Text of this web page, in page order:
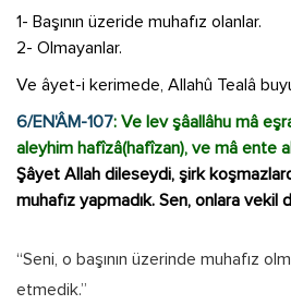
1- Başının üzeride muhafız olanlar.
2- Olmayanlar.
Ve âyet-i kerimede, Allahû Tealâ
6/EN'ÂM-107: Ve lev şâallâhu mâ
aleyhim hafîzâ(hafîzan), ve mâ ente
Şâyet Allah dileseydi, şirk
muhafız yapmadık. Sen, onlara vekil
“Seni, o başının üzerinde muhafız
etmedik.”